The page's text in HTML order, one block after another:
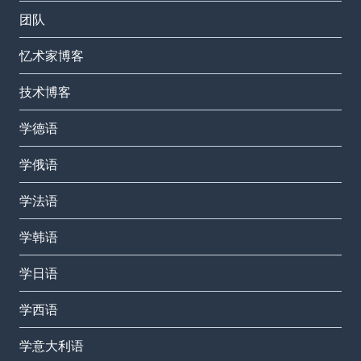
团队
忆术家博客
技术博客
学德语
学俄语
学法语
学韩语
学日语
学西语
学意大利语